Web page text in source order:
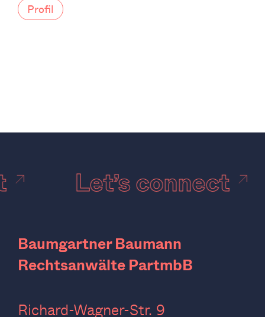
Profil
Let’s connect
Baumgartner Baumann
Rechtsanwälte PartmbB
Richard-Wagner-Str. 9